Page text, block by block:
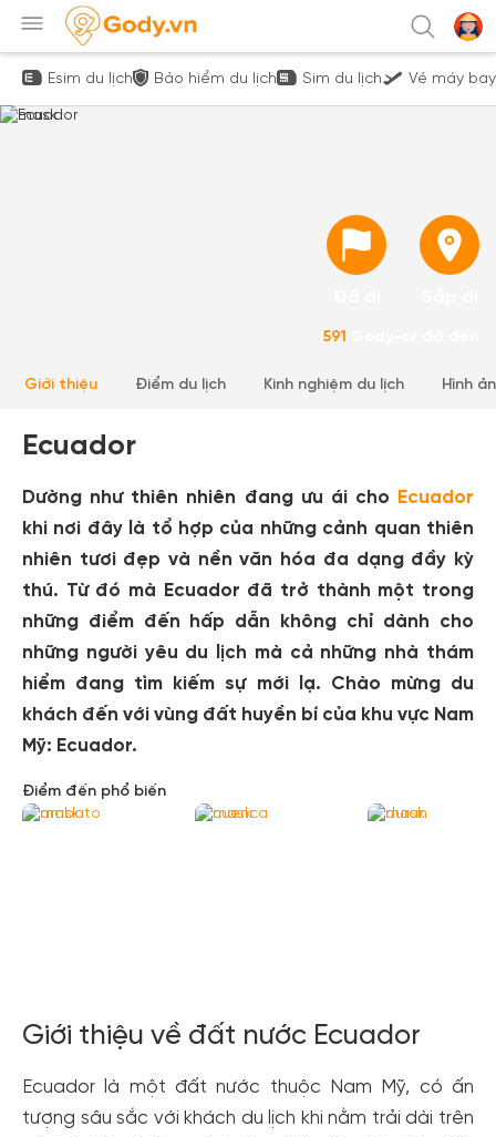
Esim du lịch Bảo hiểm du lịch Sim du lịch Vé máy bay
591
Giới thiệu Điểm du lịch Kinh nghiệm du lịch Hình
Ecuador
Dường như thiên nhiên đang ưu ái cho
Ecuador
khi nơi đây là tổ hợp của những cảnh quan thiên
nhiên tươi đẹp và nền văn hóa đa dạng đầy kỳ
thú. Từ đó mà Ecuador đã trở thành một trong
những điểm đến hấp dẫn không chỉ dành cho
những người yêu du lịch mà cả những nhà thám
hiểm đang tìm kiếm sự mới lạ. Chào mừng du
khách đến với vùng đất huyền bí của khu vực Nam
Mỹ: Ecuador.
Điểm đến phổ biến
Giới thiệu về đất nước Ecuador
Ecuador là một đất nước thuộc Nam Mỹ, có ấn
tượng sâu sắc với khách du lịch khi nằm trải dài trên